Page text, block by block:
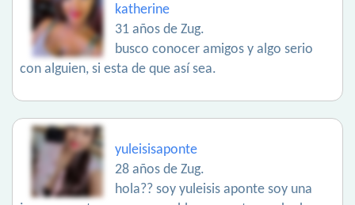
katherine
31 años de Zug.
busco conocer amigos y algo serio
con alguien, si esta de que así sea.
yuleisisaponte
28 años de Zug.
hola?? soy yuleisis aponte soy una